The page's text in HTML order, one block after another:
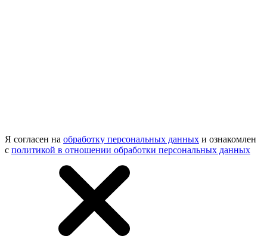
Я согласен на обработку персональных данных и ознакомлен
с политикой в отношении обработки персональных данных